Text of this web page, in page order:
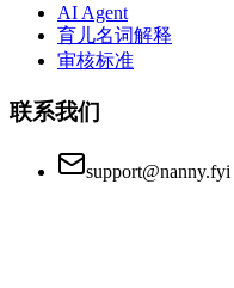
AI Agent
育儿名词解释
审核标准
联系我们
support@nanny.fyi